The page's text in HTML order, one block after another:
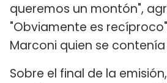
queremos un montón",
"Obviamente es
Marconi quien se
Sobre el final de la emisión,